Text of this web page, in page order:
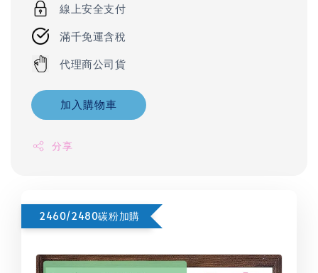
線上安全支付
滿千免運含稅
代理商公司貨
加入購物車
分享
2460/2480碳粉加購